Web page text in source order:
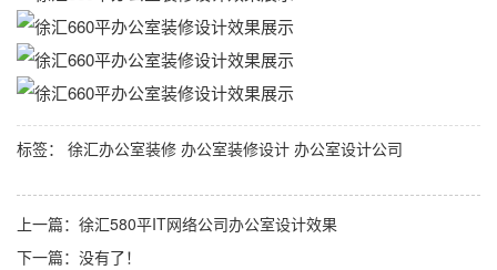
标签： 徐汇办公室装修 办公室装修设计 办公室设计公司
上一篇： 徐汇580平IT网络公司办公室设计效果
下一篇：没有了！